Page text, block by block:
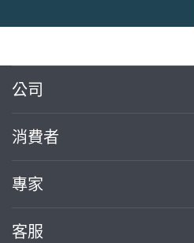
公司
消費者
專家
客服
繼續完成